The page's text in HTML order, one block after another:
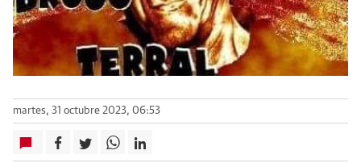
martes, 31 octubre 2023, 06:53